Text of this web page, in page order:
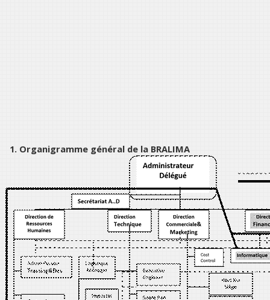
1. Organigramme général de la BRALIMA